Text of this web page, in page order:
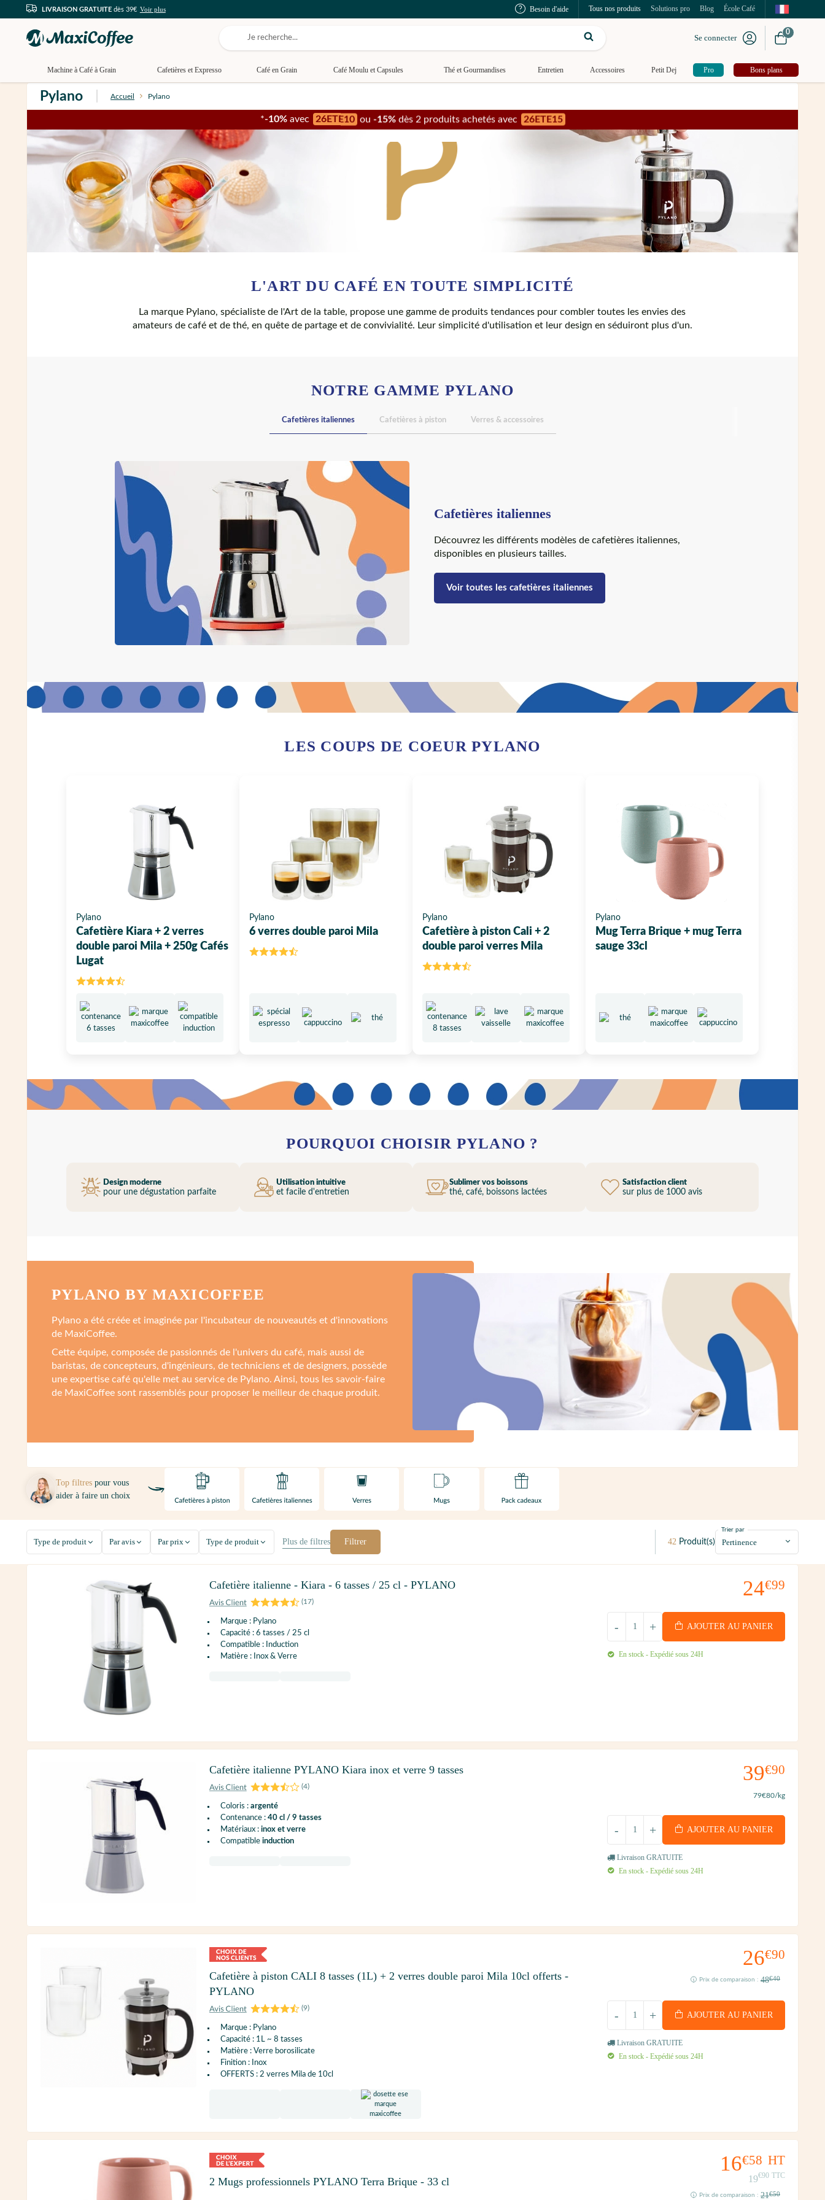
LIVRAISON GRATUITE dès 39€ Voir plus Besoin d'aide Tous nos produits Solutions pro Blog École Café
Se connecter
0
Machine à Café à Grain Cafetières et Expresso Café en Grain Café Moulu et Capsules Thé et Gourmandises Entretien Accessoires Petit Dej Pro Bons plans
Pylano Accueil Pylano
Summer Days jusqu'au 16/08
L'ART DU CAFÉ EN TOUTE SIMPLICITÉ
La marque Pylano, spécialiste de l'Art de la table, propose une gamme de produits tendances pour combler toutes les envies des
amateurs de café et de thé, en quête de partage et de convivialité. Leur simplicité d'utilisation et leur design en séduiront plus d'un.
NOTRE GAMME PYLANO
Cafetières italiennes Cafetières à piston Verres & accessoires
Cafetières italiennes
Découvrez les différents modèles de cafetières italiennes,
disponibles en plusieurs tailles.
Voir toutes les cafetières italiennes
LES COUPS DE COEUR PYLANO
Pylano
Cafetière Kiara + 2 verres
double paroi Mila + 250g Cafés
Lugat
Pylano
6 verres double paroi Mila
Pylano
Cafetière à piston Cali + 2
double paroi verres Mila
Pylano
Mug Terra Brique + mug Terra
sauge 33cl
POURQUOI CHOISIR PYLANO ?
Design moderne
pour une dégustation parfaite
Utilisation intuitive
et facile d'entretien
Sublimer vos boissons
thé, café, boissons lactées
Satisfaction client
sur plus de 1000 avis
PYLANO BY MAXICOFFEE
Pylano a été créée et imaginée par l'incubateur de nouveautés et d'innovations
de MaxiCoffee.
Cette équipe, composée de passionnés de l'univers du café, mais aussi de
baristas, de concepteurs, d'ingénieurs, de techniciens et de designers, possède
une expertise café qu'elle met au service de Pylano. Ainsi, tous les savoir-faire
de MaxiCoffee sont rassemblés pour proposer le meilleur de chaque produit.
Top filtres pour vous
aider à faire un choix
Type de produit Par avis Par prix Type de produit Plus de filtres Filtrer 42 Produit(s)
Trier par
Cafetière italienne - Kiara - 6 tasses / 25 cl - PYLANO
(17)
Marque : Pylano
Capacité : 6 tasses / 25 cl
Compatible : Induction
Matière : Inox & Verre
24€99
+
- AJOUTER AU PANIER
En stock - Expédié sous 24H
Cafetière italienne PYLANO Kiara inox et verre 9 tasses
(4)
Coloris : argenté
Contenance : 40 cl / 9 tasses
Matériaux : inox et verre
Compatible induction
39€90
79€80/kg
+
- AJOUTER AU PANIER
Livraison GRATUITE
En stock - Expédié sous 24H
Cafetière à piston CALI 8 tasses (1L) + 2 verres double paroi Mila 10cl offerts -
PYLANO
(9)
Marque : Pylano
Capacité : 1L ~ 8 tasses
Matière : Verre borosilicate
Finition : Inox
OFFERTS : 2 verres Mila de 10cl
26€90
Prix de comparaison : 48€40
+
- AJOUTER AU PANIER
Livraison GRATUITE
En stock - Expédié sous 24H
2 Mugs professionnels PYLANO Terra Brique - 33 cl
16€58 HT
19€90 TTC
Prix de comparaison : 21€50